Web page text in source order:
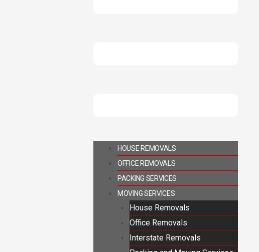
HOUSE REMOVALS
OFFICE REMOVALS
PACKING SERVICES
MOVING SERVICES
House Removals
Office Removals
Interstate Removals